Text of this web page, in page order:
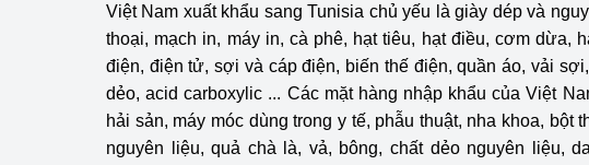
Phát triển nguồn nhân lực
Phát triển bền vững
Tổ chức kiểm định
Tổ chức
động thuộc
Việt Nam xuất khẩu sang Tunisia chủ yếu là giày dép và
thoại, mạch in, máy in, cà phê, hạt tiêu, hạt điều, cơm dừa,
điện, điện tử, sợi và cáp điện, biến thế điện, quần áo, vải
dẻo, acid carboxylic ... Các mặt hàng nhập khẩu của Việt
hải sản, máy móc dùng trong y tế, phẫu thuật, nha khoa, bột
nguyên liệu, quả chà là, vả, bông, chất dẻo nguyên liệu,